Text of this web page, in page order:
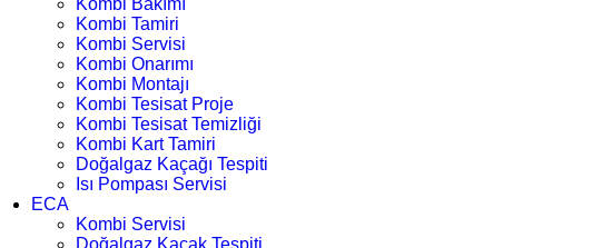
Kombi Bakımı
Kombi Tamiri
Kombi Servisi
Kombi Onarımı
Kombi Montajı
Kombi Tesisat Proje
Kombi Tesisat Temizliği
Kombi Kart Tamiri
Doğalgaz Kaçağı Tespiti
Isı Pompası Servisi
ECA
Kombi Servisi
Doğalgaz Kaçak Tespiti